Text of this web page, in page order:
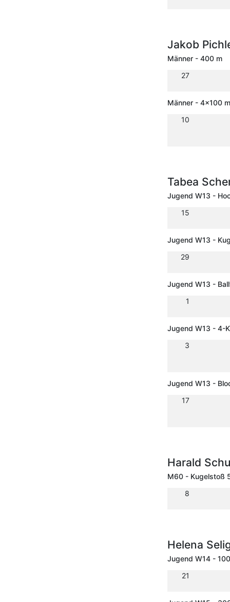
Jakob
Männer - 400 m
27
Männer - 4x100
10
Tabea
Jugend W13 -
15
Jugend W13 -
29
Jugend W13 -
1
Jugend W13 - 4-
3
Jugend W13 -
17
Harald
M60 - Kugelstoß
8
Helena
Jugend W14 -
21